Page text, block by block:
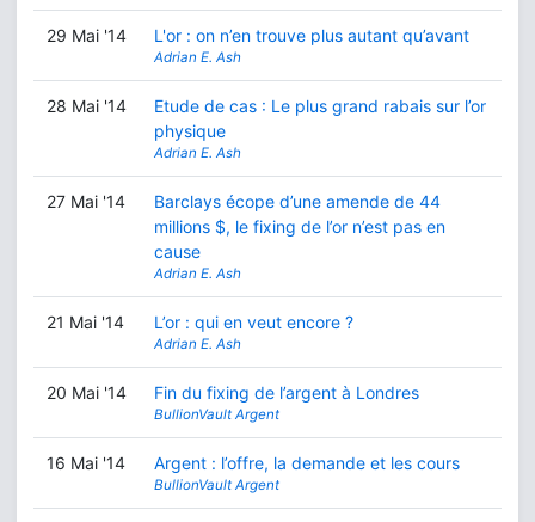
29 Mai '14 L'or : on n’en trouve plus autant qu’avant
Adrian E. Ash
28 Mai '14
Etude de cas : Le plus grand rabais sur l’or
physique
Adrian E. Ash
27 Mai '14
Barclays écope d’une amende de 44
millions $, le fixing de l’or n’est pas en
cause
Adrian E. Ash
21 Mai '14 L’or : qui en veut encore ?
Adrian E. Ash
20 Mai '14 Fin du fixing de l’argent à Londres
BullionVault Argent
16 Mai '14 Argent : l’offre, la demande et les cours
BullionVault Argent